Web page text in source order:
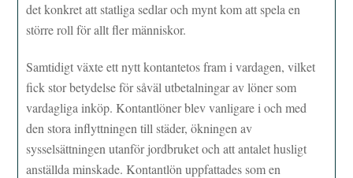
det konkret att statliga sedlar och mynt kom att spela en
större roll för allt fler människor.
Samtidigt växte ett nytt kontantetos fram i vardagen, vilket
fick stor betydelse för såväl utbetalningar av löner som
vardagliga inköp. Kontantlöner blev vanligare i och med
den stora inflyttningen till städer, ökningen av
sysselsättningen utanför jordbruket och att antalet husligt
anställda minskade. Kontantlön uppfattades som en